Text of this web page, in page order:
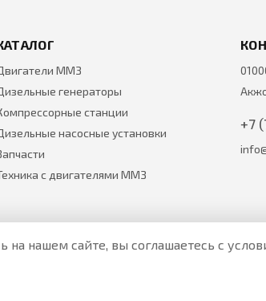
ММЗ
генераторы
станции
насосные установки
с двигателями ММЗ
+7
на нашем сайте, вы соглашаетесь с